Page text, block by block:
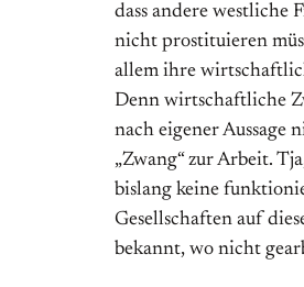
dass andere westliche
nicht prostituieren
allem ihre
Denn wirtschaftliche
nach eigener Aussage
„Zwang“ zur Arbeit.
bislang keine
Gesellschaften auf
bekannt, wo nicht